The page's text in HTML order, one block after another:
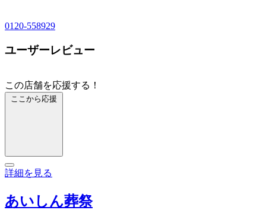
0120-558929
ユーザーレビュー
この店舗を応援する！
ここから応援
詳細を見る
あいしん葬祭